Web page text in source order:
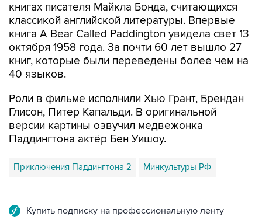
книгах писателя Майкла Бонда, считающихся
классикой английской литературы. Впервые
книга A Bear Called Paddington увидела свет 13
октября 1958 года. За почти 60 лет вышло 27
книг, которые были переведены более чем на
40 языков.
Роли в фильме исполнили Хью Грант, Брендан
Глисон, Питер Капальди. В оригинальной
версии картины озвучил медвежонка
Паддингтона актёр Бен Уишоу.
Приключения Паддингтона 2 Минкультуры РФ
Купить подписку на профессиональную ленту